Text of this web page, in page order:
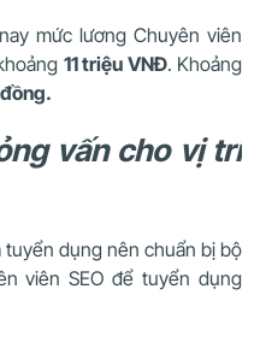
mức lương Chuyên viên
11 triệu VNĐ. Khoảng
vấn cho vị trí
dụng nên chuẩn bị bộ
viên SEO để tuyển dụng